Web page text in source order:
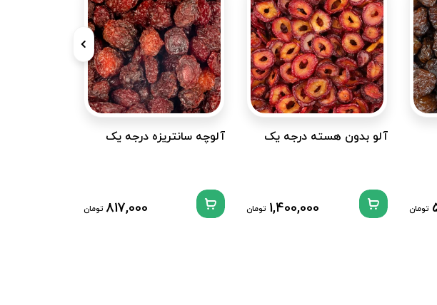
تومان
آلو بدون هسته درجه یک
1,400,000 تومان
آلوچه سانتریزه درجه یک
817,000 تومان